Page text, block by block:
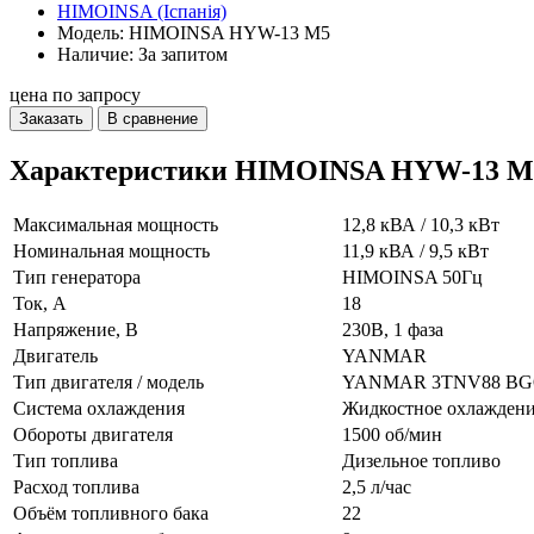
HIMOINSA (Іспанія)
Модель: HIMOINSA HYW-13 M5
Наличие: За запитом
цена по запросу
Заказать В сравнение
Характеристики HIMOINSA HYW-13
Максимальная мощность
12,8 кВА / 10,3 кВт
Номинальная мощность
11,9 кВА / 9,5 кВт
Тип генератора
HIMOINSA 50Гц
Ток, А
18
Напряжение, В
230В, 1 фаза
Двигатель
YANMAR
Тип двигателя / модель
YANMAR 3TNV88
Система охлаждения
Жидкостное
Обороты двигателя
1500 об/мин
Тип топлива
Дизельное топливо
Расход топлива
2,5 л/час
Объём топливного бака
22